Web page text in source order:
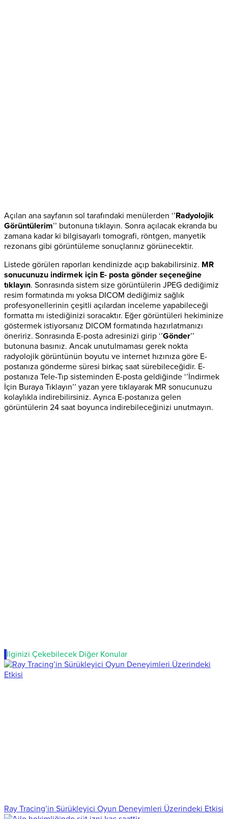
Açılan ana sayfanın sol tarafındaki menülerden ‘’Radyolojik
Görüntülerim’’ butonuna tıklayın. Sonra açılacak ekranda bu
zamana kadar ki bilgisayarlı tomografi, röntgen, manyetik
rezonans gibi görüntüleme sonuçlarınız görünecektir.
Listede görülen raporları kendinizde açıp bakabilirsiniz. MR
sonucunuzu indirmek için E- posta gönder seçeneğine
tıklayın. Sonrasında sistem size görüntülerin JPEG dediğimiz
resim formatında mı yoksa DICOM dediğimiz sağlık
profesyonellerinin çeşitli açılardan inceleme yapabileceği
formatta mı istediğinizi soracaktır. Eğer görüntüleri hekiminize
göstermek istiyorsanız DICOM formatında hazırlatmanızı
öneririz. Sonrasında E-posta adresinizi girip ‘’Gönder’’
butonuna basınız. Ancak unutulmaması gerek nokta
radyolojik görüntünün boyutu ve internet hızınıza göre E-
postanıza gönderme süresi birkaç saat sürebileceğidir. E-
postanıza Tele-Tıp sisteminden E-posta geldiğinde ‘’İndirmek
İçin Buraya Tıklayın’’ yazan yere tıklayarak MR sonucunuzu
kolaylıkla indirebilirsiniz. Ayrıca E-postanıza gelen
görüntülerin 24 saat boyunca indirebileceğinizi unutmayın.
İlginizi Çekebilecek Diğer Konular
Ray Tracing’in Sürükleyici Oyun Deneyimleri Üzerindeki Etkisi